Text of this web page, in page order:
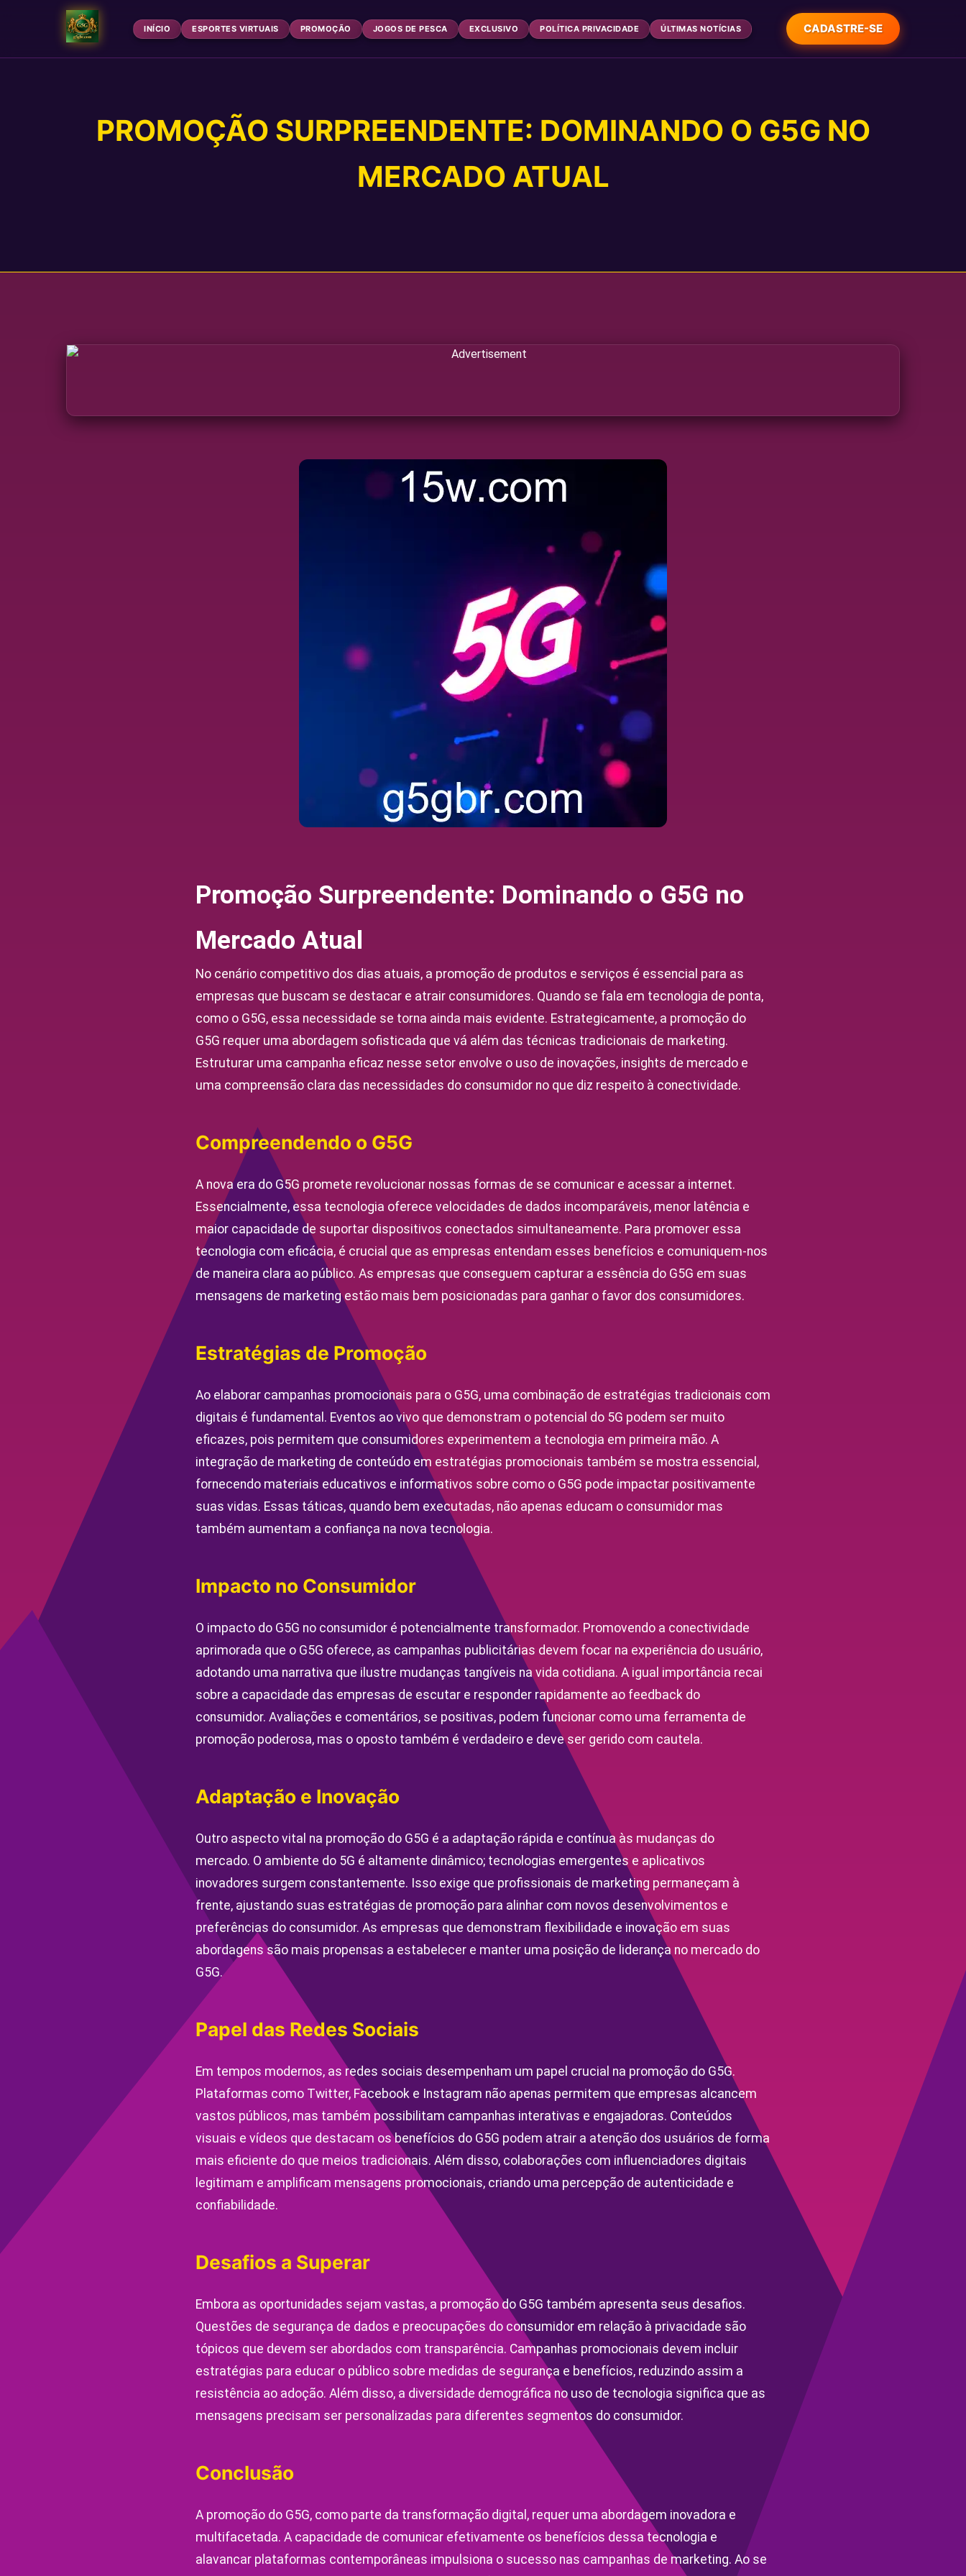
INÍCIO ESPORTES VIRTUAIS PROMOÇÃO JOGOS DE PESCA EXCLUSIVO POLÍTICA PRIVACIDADE ÚLTIMAS NOTÍCIAS CADASTRE-SE
PROMOÇÃO SURPREENDENTE: DOMINANDO O G5G NO
MERCADO ATUAL
Promoção Surpreendente: Dominando o G5G no
Mercado Atual
No cenário competitivo dos dias atuais, a promoção de produtos e serviços é essencial para as
empresas que buscam se destacar e atrair consumidores. Quando se fala em tecnologia de ponta,
como o G5G, essa necessidade se torna ainda mais evidente. Estrategicamente, a promoção do
G5G requer uma abordagem sofisticada que vá além das técnicas tradicionais de marketing.
Estruturar uma campanha eficaz nesse setor envolve o uso de inovações, insights de mercado e
uma compreensão clara das necessidades do consumidor no que diz respeito à conectividade.
Compreendendo o G5G
A nova era do G5G promete revolucionar nossas formas de se comunicar e acessar a internet.
Essencialmente, essa tecnologia oferece velocidades de dados incomparáveis, menor latência e
maior capacidade de suportar dispositivos conectados simultaneamente. Para promover essa
tecnologia com eficácia, é crucial que as empresas entendam esses benefícios e comuniquem-nos
de maneira clara ao público. As empresas que conseguem capturar a essência do G5G em suas
mensagens de marketing estão mais bem posicionadas para ganhar o favor dos consumidores.
Estratégias de Promoção
Ao elaborar campanhas promocionais para o G5G, uma combinação de estratégias tradicionais com
digitais é fundamental. Eventos ao vivo que demonstram o potencial do 5G podem ser muito
eficazes, pois permitem que consumidores experimentem a tecnologia em primeira mão. A
integração de marketing de conteúdo em estratégias promocionais também se mostra essencial,
fornecendo materiais educativos e informativos sobre como o G5G pode impactar positivamente
suas vidas. Essas táticas, quando bem executadas, não apenas educam o consumidor mas
também aumentam a confiança na nova tecnologia.
Impacto no Consumidor
O impacto do G5G no consumidor é potencialmente transformador. Promovendo a conectividade
aprimorada que o G5G oferece, as campanhas publicitárias devem focar na experiência do usuário,
adotando uma narrativa que ilustre mudanças tangíveis na vida cotidiana. A igual importância recai
sobre a capacidade das empresas de escutar e responder rapidamente ao feedback do
consumidor. Avaliações e comentários, se positivas, podem funcionar como uma ferramenta de
promoção poderosa, mas o oposto também é verdadeiro e deve ser gerido com cautela.
Adaptação e Inovação
Outro aspecto vital na promoção do G5G é a adaptação rápida e contínua às mudanças do
mercado. O ambiente do 5G é altamente dinâmico; tecnologias emergentes e aplicativos
inovadores surgem constantemente. Isso exige que profissionais de marketing permaneçam à
frente, ajustando suas estratégias de promoção para alinhar com novos desenvolvimentos e
preferências do consumidor. As empresas que demonstram flexibilidade e inovação em suas
abordagens são mais propensas a estabelecer e manter uma posição de liderança no mercado do
G5G.
Papel das Redes Sociais
Em tempos modernos, as redes sociais desempenham um papel crucial na promoção do G5G.
Plataformas como Twitter, Facebook e Instagram não apenas permitem que empresas alcancem
vastos públicos, mas também possibilitam campanhas interativas e engajadoras. Conteúdos
visuais e vídeos que destacam os benefícios do G5G podem atrair a atenção dos usuários de forma
mais eficiente do que meios tradicionais. Além disso, colaborações com influenciadores digitais
legitimam e amplificam mensagens promocionais, criando uma percepção de autenticidade e
confiabilidade.
Desafios a Superar
Embora as oportunidades sejam vastas, a promoção do G5G também apresenta seus desafios.
Questões de segurança de dados e preocupações do consumidor em relação à privacidade são
tópicos que devem ser abordados com transparência. Campanhas promocionais devem incluir
estratégias para educar o público sobre medidas de segurança e benefícios, reduzindo assim a
resistência ao adoção. Além disso, a diversidade demográfica no uso de tecnologia significa que as
mensagens precisam ser personalizadas para diferentes segmentos do consumidor.
Conclusão
A promoção do G5G, como parte da transformação digital, requer uma abordagem inovadora e
multifacetada. A capacidade de comunicar efetivamente os benefícios dessa tecnologia e
alavancar plataformas contemporâneas impulsiona o sucesso nas campanhas de marketing. Ao se